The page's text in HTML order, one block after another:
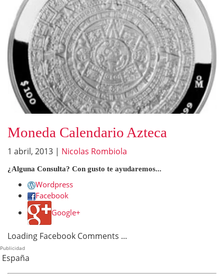
Moneda Calendario Azteca
1 abril, 2013 | Nicolas Rombiola
¿Alguna Consulta? Con gusto te ayudaremos...
Wordpress
Facebook
Google+
Loading Facebook Comments ...
Publicidad
España